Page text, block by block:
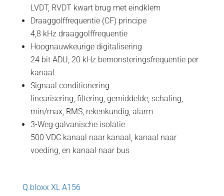
LVDT, RVDT kwart brug met eindklem
Draaggolffrequentie (CF) principe
4,8 kHz draaggolffrequentie
Hoognauwkeurige digitalisering
24 bit ADU, 20 kHz bemonsteringsfrequentie per
kanaal
Signaal conditionering
linearisering, filtering, gemiddelde, schaling,
min/max, RMS, rekenkundig, alarm
3-Weg galvanische isolatie
500 VDC kanaal naar kanaal, kanaal naar
voeding, en kanaal naar bus
Q.bloxx XL A156